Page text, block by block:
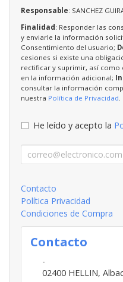
Responsable: SANCHEZ
Finalidad: Responder las
y enviarle la información
Consentimiento del usuario;
cesiones si existe una
rectificar y suprimir, así
en la información adicional;
consultar la información
nuestra Política de Privacidad
He leído y acepto la
Contacto
Política Privacidad
Condiciones de Compra
Contacto
-
02400 HELLIN,